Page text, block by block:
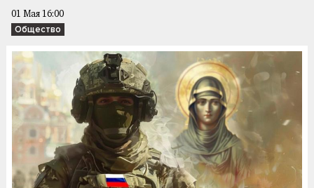
01 Мая 16:00
Общество